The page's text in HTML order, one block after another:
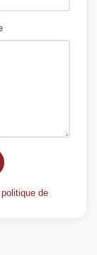
politique de